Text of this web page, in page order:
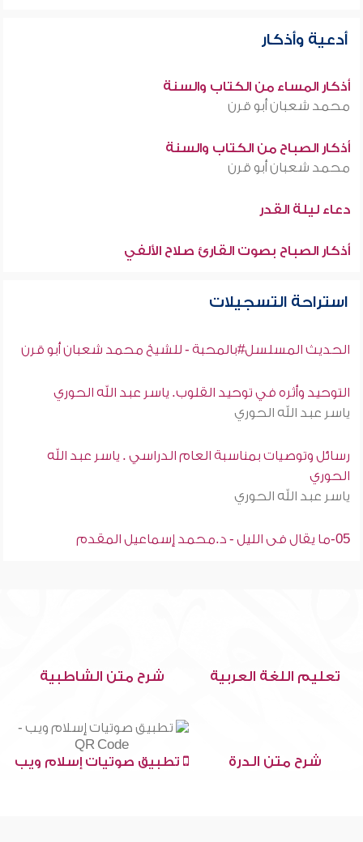
أدعية وأذكار
أذكار المساء من الكتاب والسنة
محمد شعبان أبو قرن
أذكار الصباح من الكتاب والسنة
محمد شعبان أبو قرن
دعاء ليلة القدر
أذكار الصباح بصوت القارئ صلاح الألفي
استراحة التسجيلات
الحديث المسلسل#بالمحبة - للشيخ محمد شعبان أبو قرن
التوحيد وأثره في توحيد القلوب. ياسر عبد الله الحوري
ياسر عبد الله الحوري
رسائل وتوصيات بمناسبة العام الدراسي . ياسر عبد الله
الحوري
ياسر عبد الله الحوري
05-ما يقال فى الليل - د.محمد إسماعيل المقدم
تعليم اللغة العربية شرح متن الشاطبية
شرح متن الدرة تطبيق صوتيات إسلام ويب